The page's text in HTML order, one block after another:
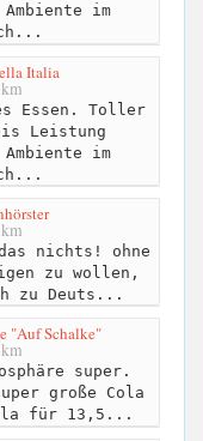
im
Italia
Essen. Toller
Leistung
im
nichts! ohne
zu wollen,
zu Deuts...
"Auf Schalke"
super.
große Cola
für 13,5...